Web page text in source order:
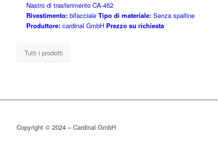
Nastro di trasferimento CA-452
Rivestimento:bifacciale Tipo di materiale:Senza spalline
Produttore:cardinal GmbH Prezzo su richiesta
Tutti i prodotti
Copyright © 2024 – Cardinal GmbH